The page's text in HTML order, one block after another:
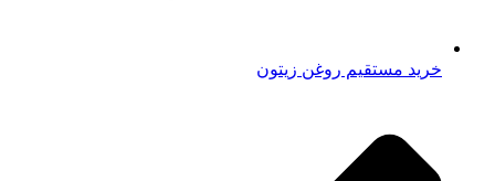
خرید مستقیم روغن زیتون